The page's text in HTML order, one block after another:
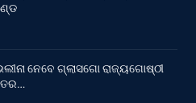
ନେବେ ଗ୍ଲାସଗୋ ରାଜ୍ୟଗୋଷ୍ଠୀ